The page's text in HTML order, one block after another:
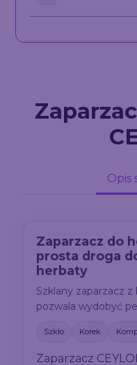
Opis
Zaparzacz do
prosta droga
herbaty
Szklany zaparzacz
pozwala wydobyć
Szkło Korek
Zaparzacz